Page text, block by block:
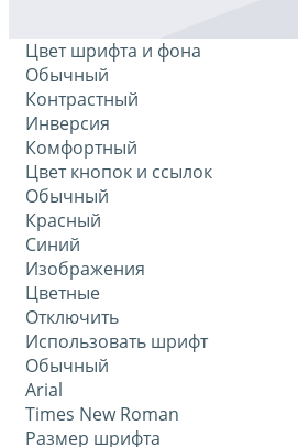
Цвет шрифта и фона
Обычный
Контрастный
Инверсия
Комфортный
Цвет кнопок и ссылок
Обычный
Красный
Синий
Изображения
Цветные
Отключить
Использовать шрифт
Обычный
Arial
Times New Roman
Размер шрифта